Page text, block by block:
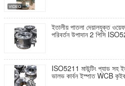
ইতালীয় পাতলা দেয়ালযুক্ত
পরিবর্তন উপাদান 2 পিসি
ISO5211 মাউন্টিং প্যাড সহ
ভালভ কার্বন ইস্পাত WCB